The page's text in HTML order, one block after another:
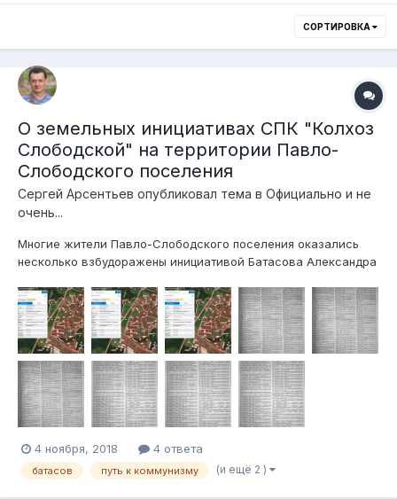
СОРТИРОВКА
О земельных инициативах СПК "Колхоз
Слободской" на территории Павло-
Слободского поселения
Сергей Арсентьев опубликовал тема в Официально и не
очень...
Многие жители Павло-Слободского поселения оказались
несколько взбудоражены инициативой Батасова Александра
(директором с весны этого года является Романов Сергей
Михайлович) об уточнении границ земельного участка
50:08:0000000:177 площадью 1971 г...
4 ноября, 2018 4 ответа
батасов путь к коммунизму (и ещё 2 )